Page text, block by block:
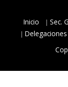
Inicio Sec.
Delegaciones